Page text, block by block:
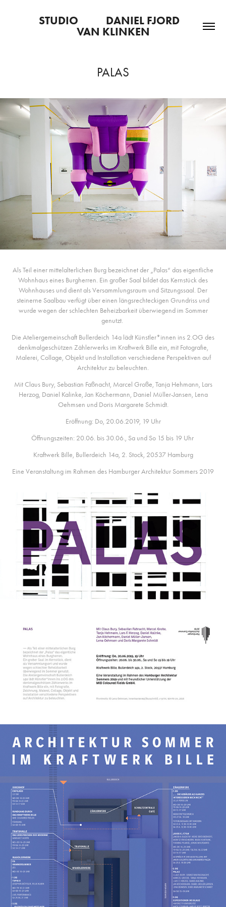
STUDIO           DANIEL FJORD
VAN KLINKEN
PALAS
Als Teil einer mittelalterlichen Burg bezeichnet der „Palas“ das eigentliche
Wohnhaus eines Burgherren. Ein großer Saal bildet das Kernstück des
Wohnhauses und dient als Versammlungsraum und Sitzungssaal. Der
steinerne Saalbau verfügt über einen längsrechteckigen Grundriss und
wurde wegen der schlechten Beheizbarkeit überwiegend im Sommer
genutzt.
Die Ateliergemeinschaft Bullerdeich 14a lädt Künstler*innen ins 2.OG des
denkmalgeschützen Zählerwerks im Kraftwerk Bille ein, mit Fotografie,
Malerei, Collage, Objekt und Installation verschiedene Perspektiven auf
Architektur zu beleuchten.
Mit Claus Bury, Sebastian Faßnacht, Marcel Große, Tanja Hehmann, Lars
Herzog, Daniel Kalinke, Jan Köchermann, Daniel Müller-Jansen, Lena
Oehmsen und Doris Margarete Schmidt.
Eröffnung: Do, 20.06.2019, 19 Uhr
Öffnungszeiten: 20.06. bis 30.06., Sa und So 15 bis 19 Uhr
Kraftwerk Bille, Bullerdeich 14a, 2. Stock, 20537 Hamburg
Eine Veranstaltung im Rahmen des Hamburger Architektur Sommers 2019